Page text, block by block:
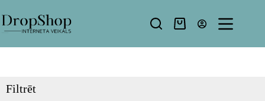
Filtrēt